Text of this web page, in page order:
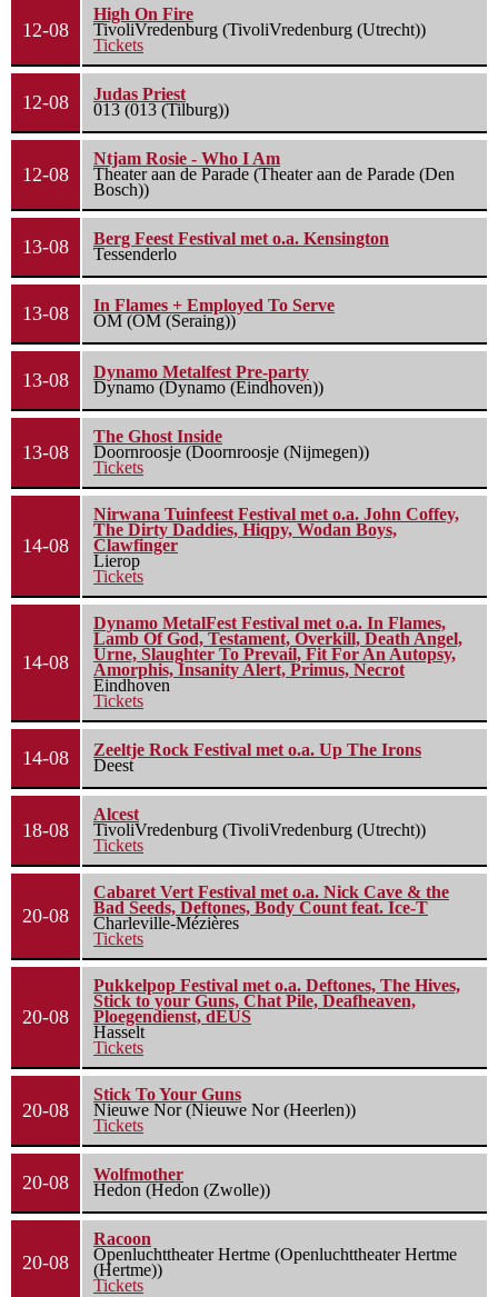
12-08
High On Fire
TivoliVredenburg (TivoliVredenburg (Utrecht))
Tickets
12-08
Judas Priest
013 (013 (Tilburg))
12-08
Ntjam Rosie - Who I Am
Theater aan de Parade (Theater aan de Parade (Den
Bosch))
13-08
Berg Feest Festival met o.a. Kensington
Tessenderlo
13-08
In Flames + Employed To Serve
OM (OM (Seraing))
13-08
Dynamo Metalfest Pre-party
Dynamo (Dynamo (Eindhoven))
13-08
The Ghost Inside
Doornroosje (Doornroosje (Nijmegen))
Tickets
14-08
Nirwana Tuinfeest Festival met o.a. John Coffey,
The Dirty Daddies, Hiqpy, Wodan Boys,
Clawfinger
Lierop
Tickets
14-08
Dynamo MetalFest Festival met o.a. In Flames,
Lamb Of God, Testament, Overkill, Death Angel,
Urne, Slaughter To Prevail, Fit For An Autopsy,
Amorphis, Insanity Alert, Primus, Necrot
Eindhoven
Tickets
14-08
Zeeltje Rock Festival met o.a. Up The Irons
Deest
18-08
Alcest
TivoliVredenburg (TivoliVredenburg (Utrecht))
Tickets
20-08
Cabaret Vert Festival met o.a. Nick Cave & the
Bad Seeds, Deftones, Body Count feat. Ice-T
Charleville-Mézières
Tickets
20-08
Pukkelpop Festival met o.a. Deftones, The Hives,
Stick to your Guns, Chat Pile, Deafheaven,
Ploegendienst, dEUS
Hasselt
Tickets
20-08
Stick To Your Guns
Nieuwe Nor (Nieuwe Nor (Heerlen))
Tickets
20-08
Wolfmother
Hedon (Hedon (Zwolle))
20-08
Racoon
Openluchttheater Hertme (Openluchttheater Hertme
(Hertme))
Tickets